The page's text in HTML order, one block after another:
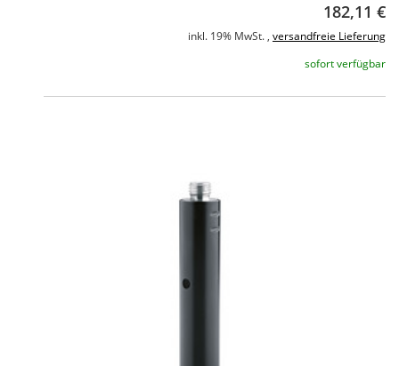
182,11 €
inkl. 19% MwSt. , versandfreie Lieferung
sofort verfügbar